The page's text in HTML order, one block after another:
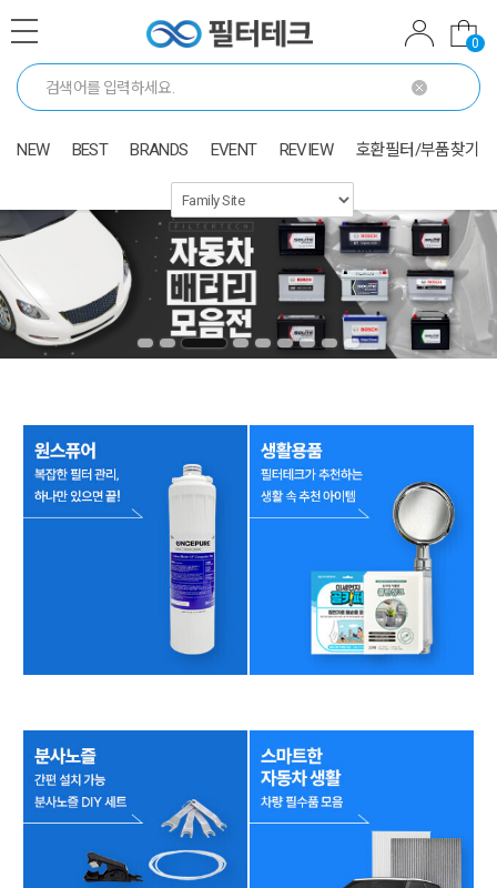
0
NEW BEST BRANDS EVENT REVIEW 호환필터/부품찾기